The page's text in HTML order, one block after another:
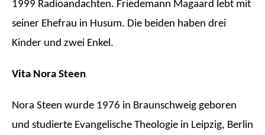
1999 Radioandachten. Friedemann Magaard lebt mit
seiner Ehefrau in Husum. Die beiden haben drei
Kinder und zwei Enkel.
Vita Nora Steen
Nora Steen wurde 1976 in Braunschweig geboren
und studierte Evangelische Theologie in Leipzig, Berlin